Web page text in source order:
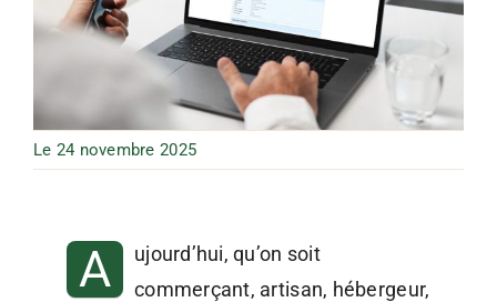
Le 24 novembre 2025
A
ujourd’hui, qu’on soit
commerçant, artisan, hébergeur,